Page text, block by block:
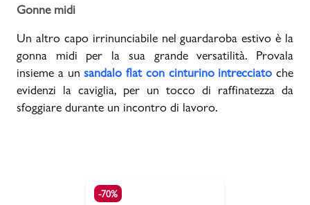
Gonne midi
Un altro capo irrinunciabile nel guardaroba estivo è la
gonna midi per la sua grande versatilità. Provala
insieme a unsandalo flat con cinturino intrecciato che
evidenzi la caviglia, per un tocco di raffinatezza da
sfoggiare durante un incontro di lavoro.
-70%